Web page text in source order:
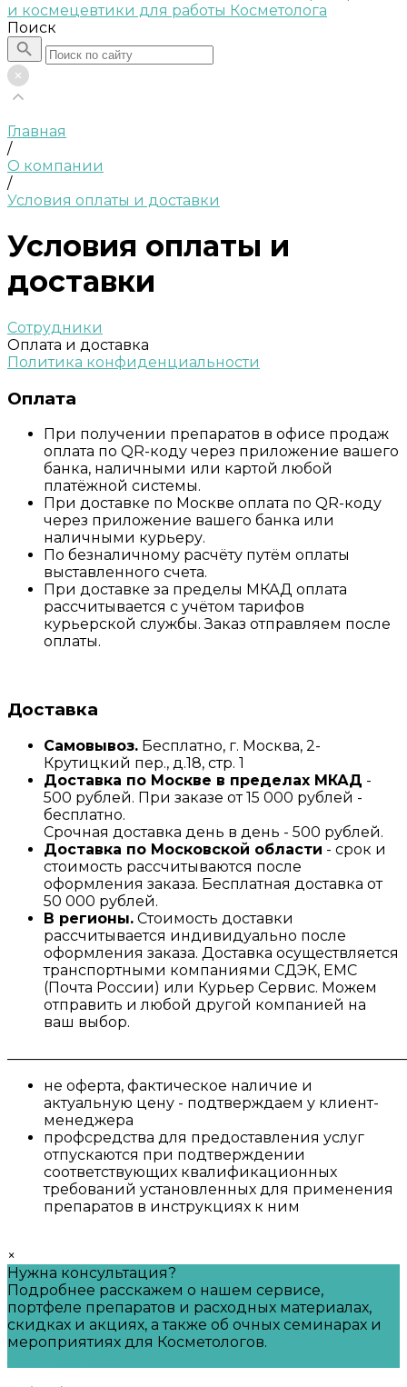
Поиск
Главная
/
О компании
/
Условия оплаты и доставки
Условия оплаты и
доставки
Сотрудники
Оплата и доставка
Политика конфиденциальности
Оплата
При получении препаратов в офисе продаж
оплата по QR-коду через приложение вашего
банка, наличными или картой любой
платёжной системы.
При доставке по Москве оплата по QR-коду
через приложение вашего банка или
наличными курьеру.
По безналичному расчёту путём оплаты
выставленного счета.
При доставке за пределы МКАД оплата
рассчитывается с учётом тарифов
курьерской службы. Заказ отправляем после
оплаты.
Доставка
Самовывоз. Бесплатно, г. Москва, 2-
Крутицкий пер., д.18, стр. 1
Доставка по Москве в пределах МКАД -
500 рублей. При заказе от 15 000 рублей -
бесплатно.
Срочная доставка день в день - 500 рублей.
Доставка по Московской области - срок и
стоимость рассчитываются после
оформления заказа. Бесплатная доставка от
50 000 рублей.
В регионы. Стоимость доставки
рассчитывается индивидуально после
оформления заказа. Доставка осуществляется
транспортными компаниями СДЭК, ЕМС
(Почта России) или Курьер Сервис. Можем
отправить и любой другой компанией на
ваш выбор.
не оферта, фактическое наличие и
актуальную цену - подтверждаем у клиент-
менеджера
профсредства для предоставления услуг
отпускаются при подтверждении
соответствующих квалификационных
требований установленных для применения
препаратов в инструкциях к ним
×
Нужна консультация?
Подробнее расскажем о нашем сервисе,
портфеле препаратов и расходных материалах,
скидках и акциях, а также об очных семинарах и
мероприятиях для Косметологов.